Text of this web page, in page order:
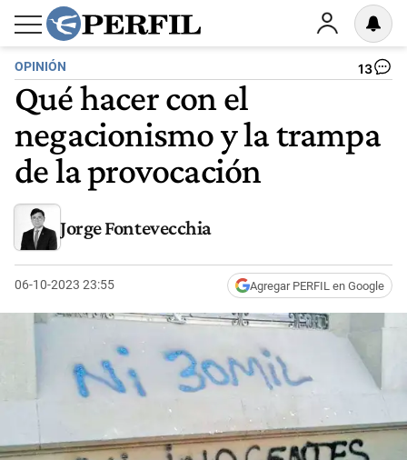
OPINIÓN 13
Qué hacer con el
negacionismo y la trampa
de la provocación
Jorge Fontevecchia
06-10-2023 23:55 Agregar PERFIL en Google